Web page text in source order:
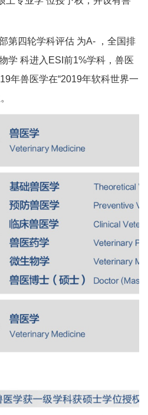
四轮学科评估 为A- ，全国排
学 科进入ESI前1%学科，兽医
年兽医学在“2019年软科世界一